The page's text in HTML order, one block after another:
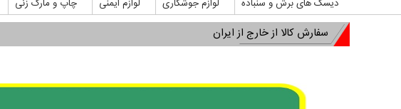
دیسک های برش و سنباده لوازم جوشکاری لوازم ایمنی چاپ و مارک زنی
سفارش کالا از خارج از ایران